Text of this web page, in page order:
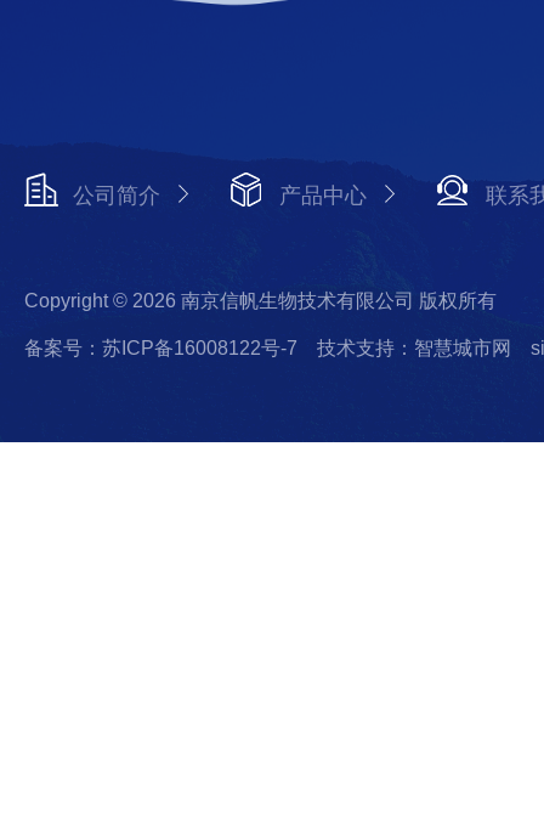
公司简介 产品中心 联系
Copyright © 2026 南京信帆生物技术有限公司 版权所有
备案号：苏ICP备16008122号-7 技术支持：智慧城市网